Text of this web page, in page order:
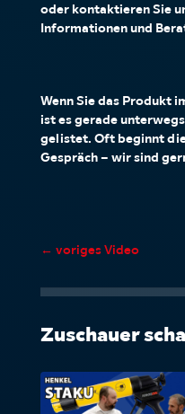
oder kontaktieren Sie
Informationen und
Wenn Sie das Produkt
ist es gerade
gelistet. Oft beginnt
Gespräch – wir sind
← voriges Video
Zuschauer